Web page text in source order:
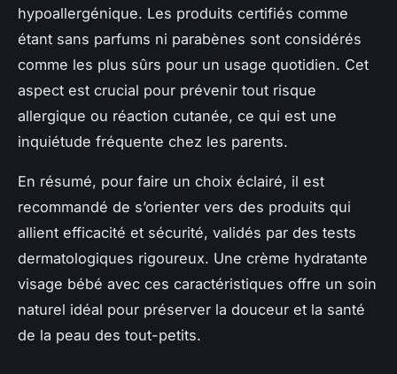
hypoallergénique. Les produits certifiés comme
étant sans parfums ni parabènes sont considérés
comme les plus sûrs pour un usage quotidien. Cet
aspect est crucial pour prévenir tout risque
allergique ou réaction cutanée, ce qui est une
inquiétude fréquente chez les parents.
En résumé, pour faire un choix éclairé, il est
recommandé de s’orienter vers des produits qui
allient efficacité et sécurité, validés par des tests
dermatologiques rigoureux. Une crème hydratante
visage bébé avec ces caractéristiques offre un soin
naturel idéal pour préserver la douceur et la santé
de la peau des tout-petits.